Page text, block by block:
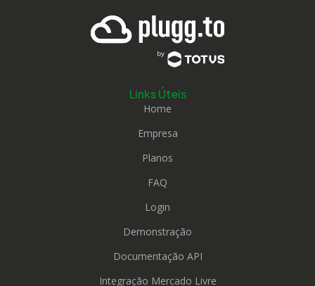
Links Úteis
Home
Empresa
Planos
FAQ
Login
Demonstração
Documentação API
Integração Mercado Livre